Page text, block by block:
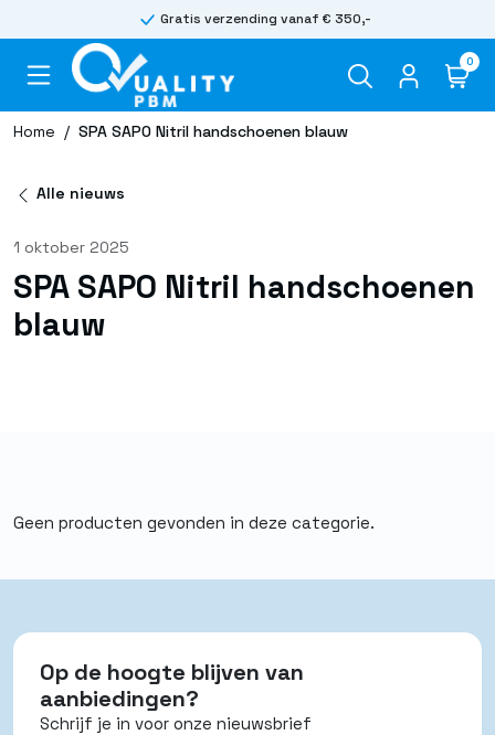
Gratis verzending vanaf € 350,-
0
Home / SPA SAPO Nitril handschoenen blauw
Alle nieuws
1 oktober 2025
SPA SAPO Nitril handschoenen
blauw
Geen producten gevonden in deze categorie.
Op de hoogte blijven van
aanbiedingen?
Schrijf je in voor onze nieuwsbrief